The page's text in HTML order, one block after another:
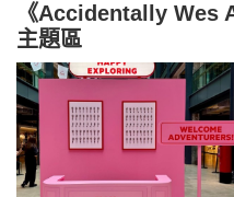
《Accidentally Wes
主題區